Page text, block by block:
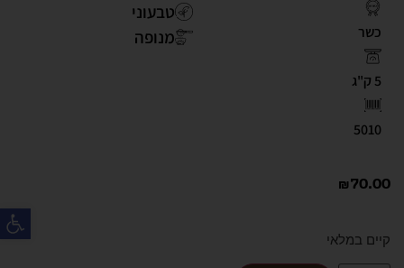
כשר
5 ק"ג
5010
טבעוני
מנופה
₪70.00
קיים במלאי